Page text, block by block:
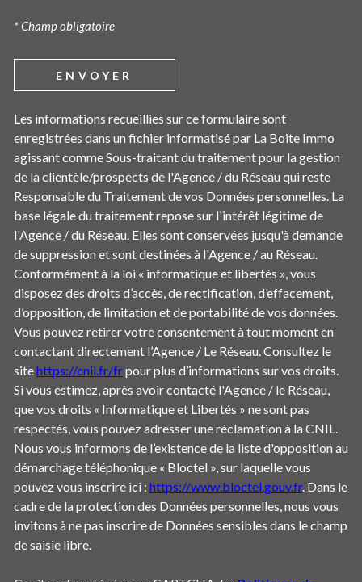
* Champ obligatoire
ENVOYER
Les informations recueillies sur ce formulaire sont
enregistrées dans un fichier informatisé par La Boite Immo
agissant comme Sous-traitant du traitement pour la gestion
de la clientèle/prospects de l'Agence / du Réseau qui reste
Responsable du Traitement de vos Données personnelles. La
base légale du traitement repose sur l'intérêt légitime de
l'Agence / du Réseau. Elles sont conservées jusqu'à demande
de suppression et sont destinées à l'Agence / au Réseau.
Conformément à la loi « informatique et libertés », vous
disposez des droits d’accès, de rectification, d’effacement,
d’opposition, de limitation et de portabilité de vos données.
Vous pouvez retirer votre consentement à tout moment en
contactant directement l’Agence / Le Réseau. Consultez le
sitehttps://cnil.fr/frpour plus d’informations sur vos droits.
Si vous estimez, après avoir contacté l'Agence / le Réseau,
que vos droits « Informatique et Libertés » ne sont pas
respectés, vous pouvez adresser une réclamation à la CNIL.
Nous vous informons de l’existence de la liste d'opposition au
démarchage téléphonique « Bloctel », sur laquelle vous
pouvez vous inscrire ici : https://www.bloctel.gouv.fr. Dans le
cadre de la protection des Données personnelles, nous vous
invitons à ne pas inscrire de Données sensibles dans le champ
de saisie libre.